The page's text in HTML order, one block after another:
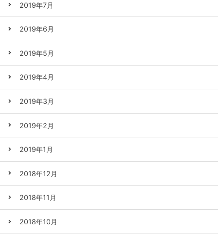
2019年7月
2019年6月
2019年5月
2019年4月
2019年3月
2019年2月
2019年1月
2018年12月
2018年11月
2018年10月